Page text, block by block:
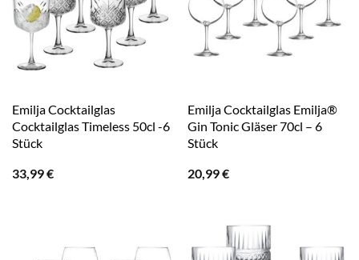
Emilja Cocktailglas
Cocktailglas Timeless 50cl -6
Stück
33,99€
Emilja Cocktailglas Emilja®
Gin Tonic Gläser 70cl – 6
Stück
20,99€